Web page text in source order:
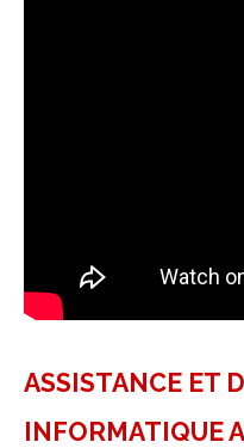
ASSISTANCE ET
INFORMATIQUE A